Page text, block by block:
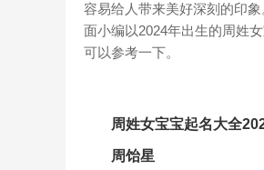
容易给人带来美好深刻的印
面小编以2024年出生的周姓
可以参考一下。
周姓女宝宝起名大全
周饴星